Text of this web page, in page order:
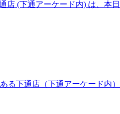
店 (下通アーケード内) は、本
る下通店（下通アーケード内